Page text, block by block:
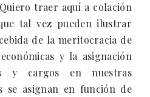
traer aquí a colación
tal vez pueden ilustrar
de la meritocracia de
y la asignación
y cargos en nuestras
se asignan en función de